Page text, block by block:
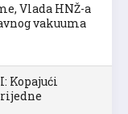
Vlada HNŽ-a
vakuuma
Kopajući